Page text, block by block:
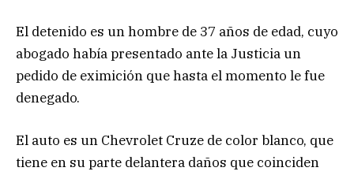
El detenido es un hombre de 37 años de edad, cuyo
abogado había presentado ante la Justicia un
pedido de eximición que hasta el momento le fue
denegado.
El auto es un Chevrolet Cruze de color blanco, que
tiene en su parte delantera daños que coinciden